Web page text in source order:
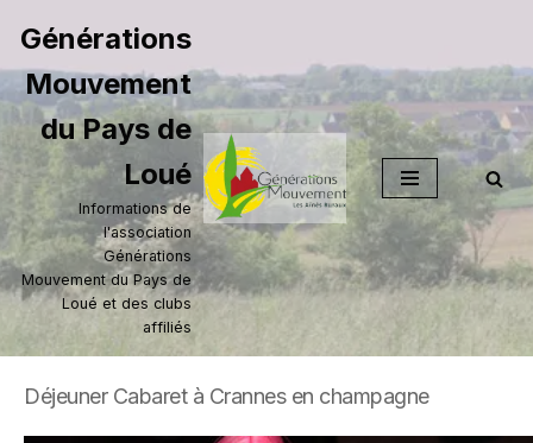
Aller
au
contenu
Générations
Mouvement
du Pays de
Loué
Informations de
l'association
Générations
Mouvement du Pays de
Loué et des clubs
affiliés
Déjeuner Cabaret à Crannes en champagne